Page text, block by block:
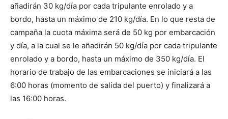
añadirán 30 kg/día por cada tripulante enrolado y a
bordo, hasta un máximo de 210 kg/día. En lo que resta de
campaña la cuota máxima será de 50 kg por embarcación
y día, a la cual se le añadirán 50 kg/día por cada tripulante
enrolado y a bordo, hasta un máximo de 350 kg/día. El
horario de trabajo de las embarcaciones se iniciará a las
6:00 horas (momento de salida del puerto) y finalizará a
las 16:00 horas.